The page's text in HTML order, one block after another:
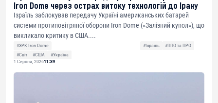
Iron Dome через острах витоку технологій до Ірану
Ізраїль заблокував передачу Україні американських батарей
системи протиповітряної оборони Iron Dome («Залізний купол»), що
викликало критику в США....
#ЗРК Iron Dome #Ізраїль
#ППО та ПРО
#Світ
#США
#Україна
1 Серпня, 202611:39